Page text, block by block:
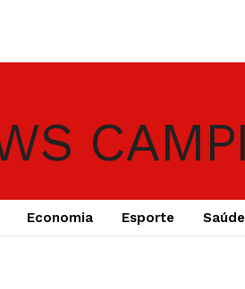
Economia Esporte Saúde